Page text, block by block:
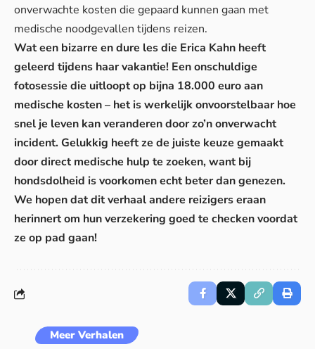
onverwachte kosten die gepaard kunnen gaan met
medische noodgevallen tijdens reizen.
Wat een bizarre en dure les die Erica Kahn heeft
geleerd tijdens haar vakantie! Een onschuldige
fotosessie die uitloopt op bijna 18.000 euro aan
medische kosten – het is werkelijk onvoorstelbaar hoe
snel je leven kan veranderen door zo’n onverwacht
incident. Gelukkig heeft ze de juiste keuze gemaakt
door direct medische hulp te zoeken, want bij
hondsdolheid is voorkomen echt beter dan genezen.
We hopen dat dit verhaal andere reizigers eraan
herinnert om hun verzekering goed te checken voordat
ze op pad gaan!
Meer Verhalen